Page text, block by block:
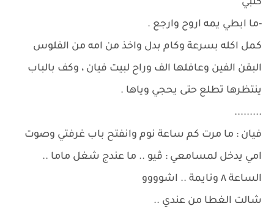
كلبي
-ما ابطي يمه اروح وارجع .
كمل اكله بسرعة وكام بدل واخذ من امه من الفلوس
البقن الفين وعافلها الف وراح لبيت فيان ، وكف بالباب
ينتظرها تطلع حتى يحجي وياها .
.........
فيان : ما مرت كم ساعة نوم وانفتح باب غرفتي وصوت
امي يدخل لمسامعي : ڤيو .. ما عندج شغل ماما ..
الساعة ٨ ونايمة .. اشوووو
شالت الغطا من عندي ..